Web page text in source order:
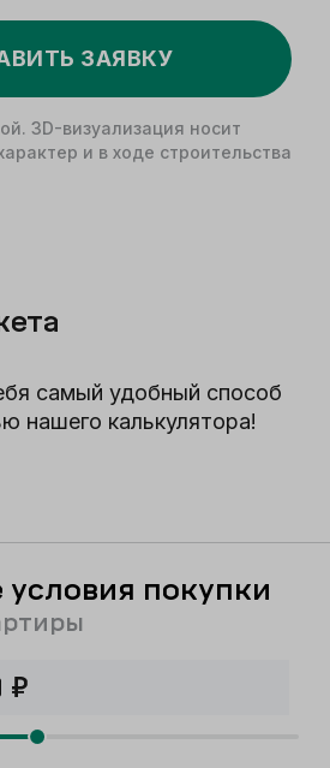
ЗАЯВКУ
3D-визуализация носит
и в ходе строительства
самый удобный способ
нашего калькулятора!
условия покупки
₽